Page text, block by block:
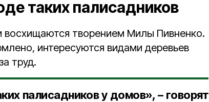
таких палисадников
творением Милы Пивненко.
интересуются видами деревьев
труд.
палисадников у домов», – говорят